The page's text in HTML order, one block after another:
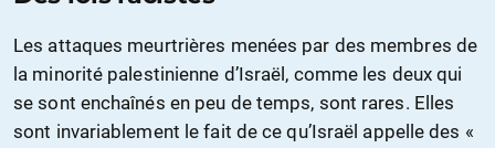
Les attaques meurtrières menées par des membres de
la minorité palestinienne d’Israël, comme les deux qui
se sont enchaînés en peu de temps, sont rares. Elles
sont invariablement le fait de ce qu’Israël appelle des «